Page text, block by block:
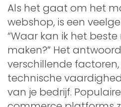
Als het gaat om het
webshop, is een
“Waar kan ik het
maken?” Het
verschillende
technische
van je bedrijf.